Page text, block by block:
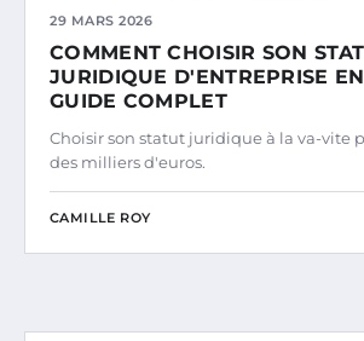
29 MARS 2026
COMMENT CHOISIR SON
JURIDIQUE D'ENTREPRISE
GUIDE COMPLET
Choisir son statut juridique à la va-vite
des milliers d'euros.
CAMILLE ROY